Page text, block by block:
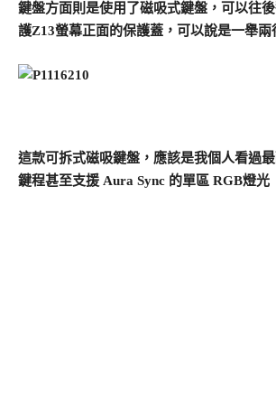
鍵盤方面則是使用了磁吸式鍵盤，可以往
護Z13螢幕正面的保護蓋，可以說是一舉兩
這款可拆式磁吸鍵盤，應該是我個人看過
鍵程甚至支援 Aura Sync 的單區 RGB燈光